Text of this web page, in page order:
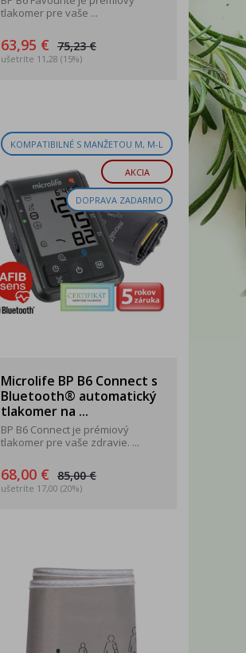
tlakomer pre vaše ...
63,95 € 75,23 €
ušetríte 11,28 (15%)
KOMPATIBILNÉ S MANŽETOU M, M-L
AKCIA
DOPRAVA ZADARMO
Microlife BP B6 Connect s
Bluetooth® automatický
tlakomer na ...
BP B6 Connect je prémiový
tlakomer pre vaše zdravie. ...
68,00 € 85,00 €
ušetríte 17,00 (20%)